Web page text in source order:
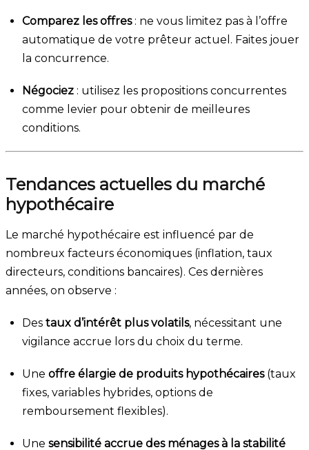
Comparez les offres: ne vous limitez pas à l’offre
automatique de votre prêteur actuel. Faites jouer
la concurrence.
Négociez : utilisez les propositions concurrentes
comme levier pour obtenir de meilleures
conditions.
Tendances actuelles du marché
hypothécaire
Le marché hypothécaire est influencé par de
nombreux facteurs économiques (inflation, taux
directeurs, conditions bancaires). Ces dernières
années, on observe :
Des taux d’intérêt plus volatils, nécessitant une
vigilance accrue lors du choix du terme.
Une offre élargie de produits hypothécaires(taux
fixes, variables hybrides, options de
remboursement flexibles).
Une sensibilité accrue des ménages à la stabilité